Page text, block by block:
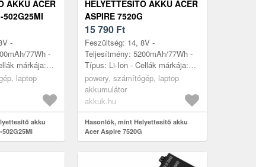
AKKU ACER
502G25MI
-
77Wh -
márkája:
száma: 8
70mm x 21mm
laptop
akku
HELYETTESÍTŐ AKKU ACER
ASPIRE 7520G
15 790 Ft
Feszültség: 14, 8V -
Teljesítmény: 5200mAh/77Wh -
Típus: Li-Ion - Cellák márkája:
LG/SAMSUNG - Cellák száma: 8
- Méret: 205mm x 70mm x 21mm
powery, számítógép, laptop
akkumulátor
akkuk.hu
Hasonlók, mint Helyettesítő akku
Acer Aspire 7520G